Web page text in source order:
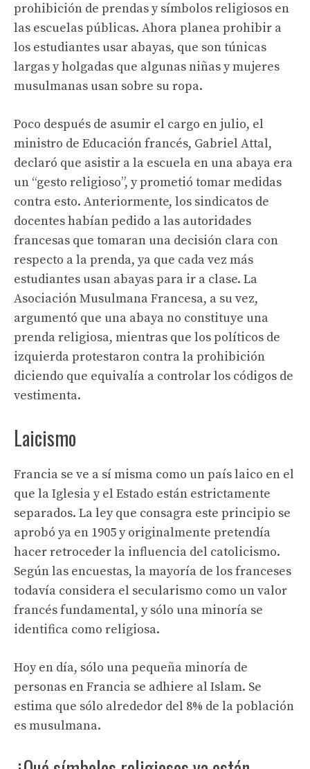
prohibición de prendas y símbolos religiosos en
las escuelas públicas. Ahora planea prohibir a
los estudiantes usar abayas, que son túnicas
largas y holgadas que algunas niñas y mujeres
musulmanas usan sobre su ropa.
Poco después de asumir el cargo en julio, el
ministro de Educación francés, Gabriel Attal,
declaró que asistir a la escuela en una abaya era
un “gesto religioso”, y prometió tomar medidas
contra esto. Anteriormente, los sindicatos de
docentes habían pedido a las autoridades
francesas que tomaran una decisión clara con
respecto a la prenda, ya que cada vez más
estudiantes usan abayas para ir a clase. La
Asociación Musulmana Francesa, a su vez,
argumentó que una abaya no constituye una
prenda religiosa, mientras que los políticos de
izquierda protestaron contra la prohibición
diciendo que equivalía a controlar los códigos de
vestimenta.
Laicismo
Francia se ve a sí misma como un país laico en el
que la Iglesia y el Estado están estrictamente
separados. La ley que consagra este principio se
aprobó ya en 1905 y originalmente pretendía
hacer retroceder la influencia del catolicismo.
Según las encuestas, la mayoría de los franceses
todavía considera el secularismo como un valor
francés fundamental, y sólo una minoría se
identifica como religiosa.
Hoy en día, sólo una pequeña minoría de
personas en Francia se adhiere al Islam. Se
estima que sólo alrededor del 8% de la población
es musulmana.